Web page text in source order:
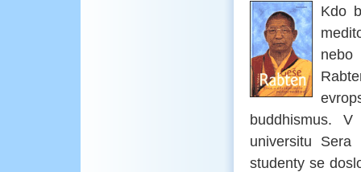
Kdo
buddhismus.
universitu
studenty se